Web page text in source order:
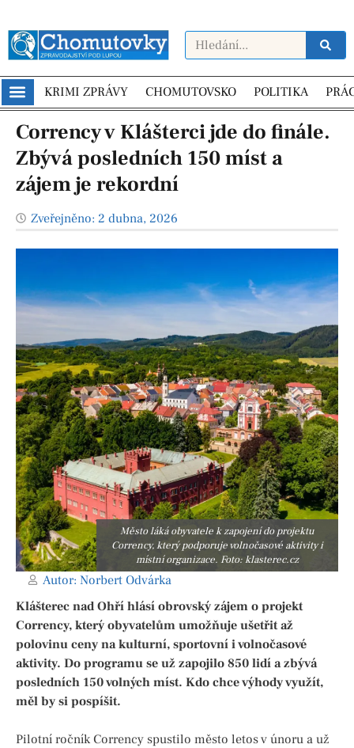
KRIMI ZPRÁVY CHOMUTOVSKO POLITIKA
Corrency v Klášterci jde do finále.
Zbývá posledních 150 míst a
zájem je rekordní
Zveřejněno: 2 dubna, 2026
Město láká obyvatele k zapojení do projektu
Corrency, který podporuje volnočasové aktivity i
místní organizace. Foto: klasterec.cz
Autor: Norbert Odvárka
Klášterec nad Ohří hlásí obrovský zájem o projekt
Corrency, který obyvatelům umožňuje ušetřit až
polovinu ceny na kulturní, sportovní i volnočasové
aktivity. Do programu se už zapojilo 850 lidí a zbývá
posledních 150 volných míst. Kdo chce výhody využít,
měl by si pospíšit.
Pilotní ročník Corrency spustilo město letos v únoru a už